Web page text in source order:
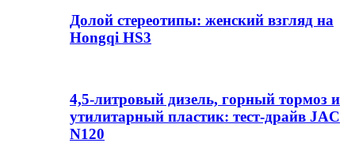
Долой стереотипы: женский взгляд на
Hongqi HS3
4,5-литровый дизель, горный тормоз и
утилитарный пластик: тест-драйв JAC
N120